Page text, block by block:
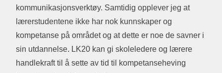
kommunikasjonsverktøy. Samtidig opplever jeg at
lærerstudentene ikke har nok kunnskaper og
kompetanse på området og at dette er noe de savner i
sin utdannelse. LK20 kan gi skoleledere og lærere
handlekraft til å sette av tid til kompetanseheving